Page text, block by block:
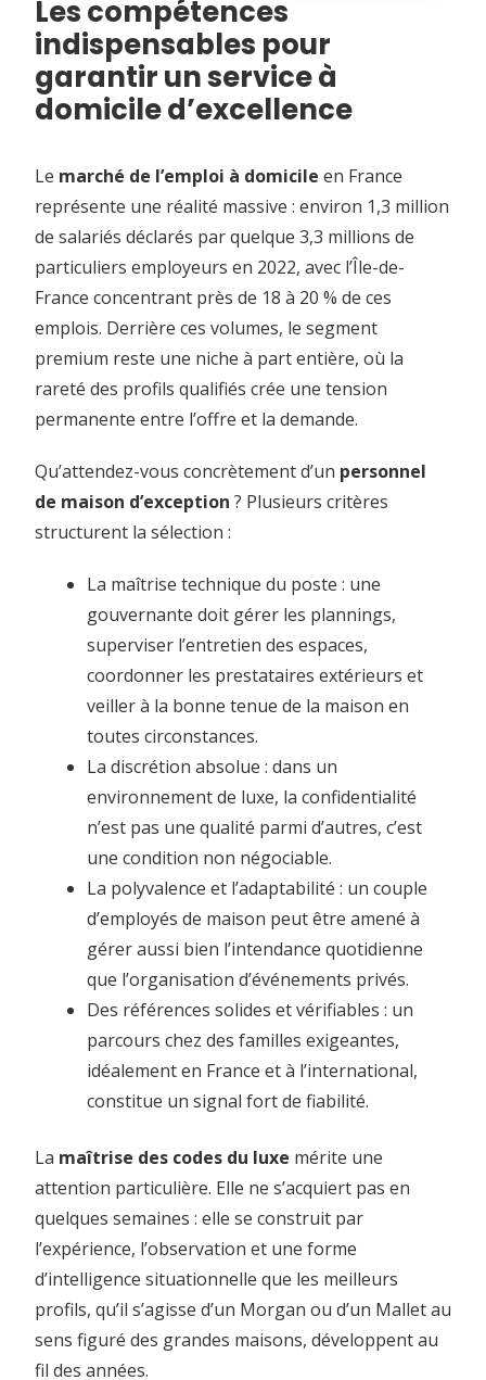
Les compétences
indispensables pour
garantir un service à
domicile d’excellence
Le marché de l’emploi à domicile en France
représente une réalité massive : environ 1,3 million
de salariés déclarés par quelque 3,3 millions de
particuliers employeurs en 2022, avec l’Île-de-
France concentrant près de 18 à 20 % de ces
emplois. Derrière ces volumes, le segment
premium reste une niche à part entière, où la
rareté des profils qualifiés crée une tension
permanente entre l’offre et la demande.
Qu’attendez-vous concrètement d’un personnel
de maison d’exception ? Plusieurs critères
structurent la sélection :
La maîtrise technique du poste : une
gouvernante doit gérer les plannings,
superviser l’entretien des espaces,
coordonner les prestataires extérieurs et
veiller à la bonne tenue de la maison en
toutes circonstances.
La discrétion absolue : dans un
environnement de luxe, la confidentialité
n’est pas une qualité parmi d’autres, c’est
une condition non négociable.
La polyvalence et l’adaptabilité : un couple
d’employés de maison peut être amené à
gérer aussi bien l’intendance quotidienne
que l’organisation d’événements privés.
Des références solides et vérifiables : un
parcours chez des familles exigeantes,
idéalement en France et à l’international,
constitue un signal fort de fiabilité.
La maîtrise des codes du luxe mérite une
attention particulière. Elle ne s’acquiert pas en
quelques semaines : elle se construit par
l’expérience, l’observation et une forme
d’intelligence situationnelle que les meilleurs
profils, qu’il s’agisse d’un Morgan ou d’un Mallet au
sens figuré des grandes maisons, développent au
fil des années.